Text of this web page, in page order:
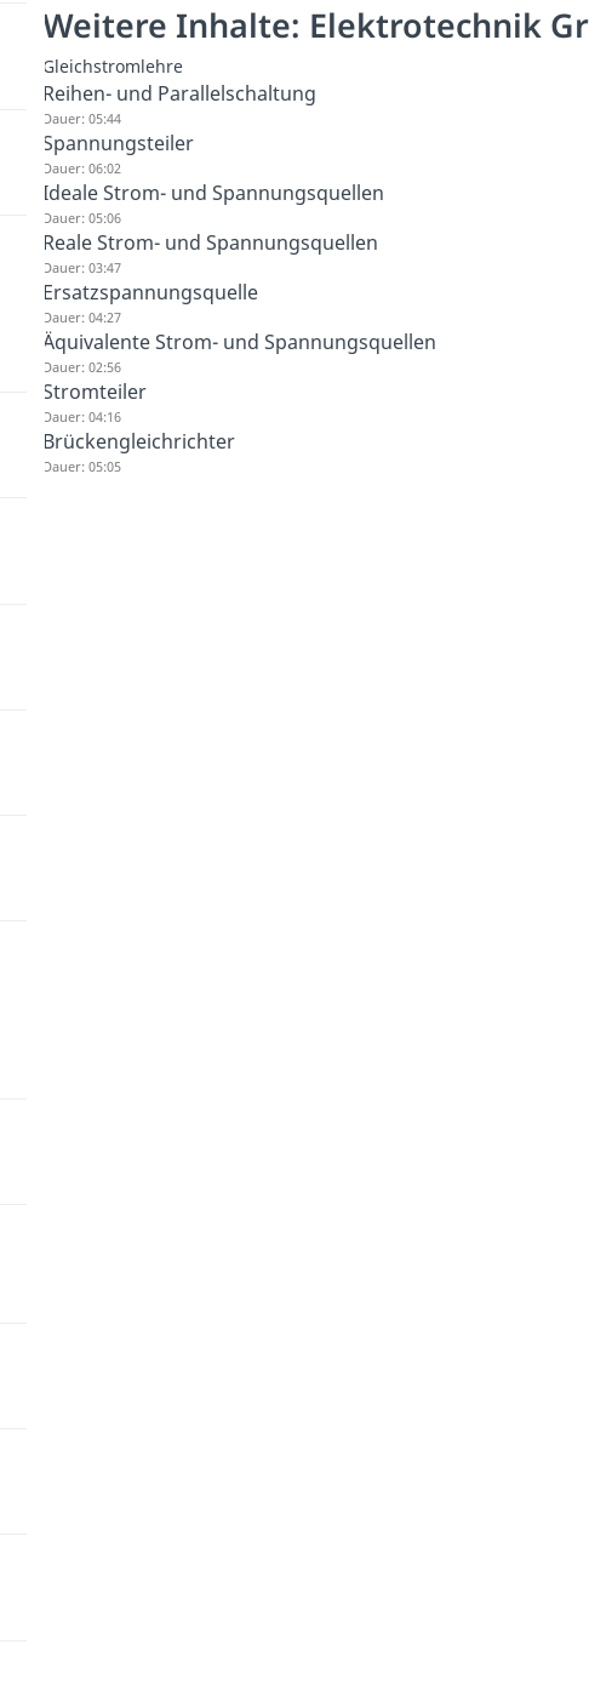
Weitere Inhalte: Elektrotechnik
Gleichstromlehre
Reihen- und Parallelschaltung
Dauer: 05:44
Spannungsteiler
Dauer: 06:02
Ideale Strom- und Spannungsquellen
Dauer: 05:06
Reale Strom- und Spannungsquellen
Dauer: 03:47
Ersatzspannungsquelle
Dauer: 04:27
Äquivalente Strom- und Spannungsquellen
Dauer: 02:56
Stromteiler
Dauer: 04:16
Brückengleichrichter
Dauer: 05:05